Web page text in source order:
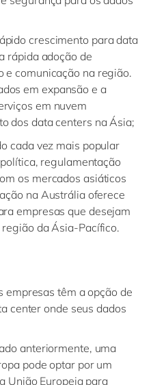
crescimento para data
rápida adoção de
e comunicação na região.
em expansão e a
em nuvem
dos data centers na Ásia;
cada vez mais popular
regulamentação
os mercados asiáticos
na Austrália oferece
empresas que desejam
da Ásia-Pacífico.
empresas têm a opção de
center onde seus dados
anteriormente, uma
pode optar por um
União Europeia para